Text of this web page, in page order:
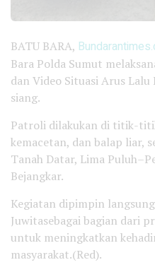
BATU BARA,
Bara Polda Sumut
dan Video Situasi Arus
siang.
Patroli dilakukan di titik-
kemacetan, dan balap liar,
Tanah Datar, Lima
Bejangkar.
Kegiatan dipimpin
Juwitasebagai bagian dari
untuk meningkatkan
masyarakat.(Red).